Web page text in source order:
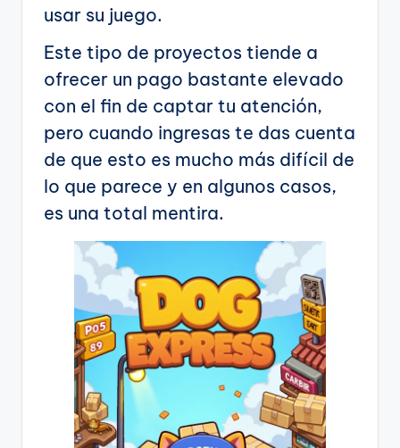
usar su juego.
Este tipo de proyectos tiende a
ofrecer un pago bastante elevado
con el fin de captar tu atención,
pero cuando ingresas te das cuenta
de que esto es mucho más difícil de
lo que parece y en algunos casos,
es una total mentira.